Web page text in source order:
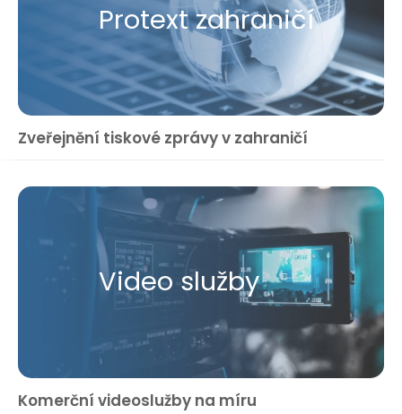
Protext zahraničí
Zveřejnění tiskové zprávy v zahraničí
Video služby
Komerční videoslužby na míru